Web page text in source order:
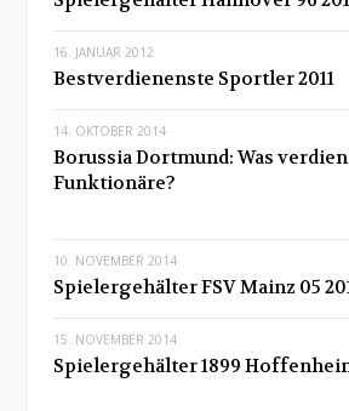
16. JANUAR 2012
Bestverdienenste Sportler 2011
14. OKTOBER 2014
Borussia Dortmund: Was
Funktionäre?
10. NOVEMBER 2014
Spielergehälter FSV Mainz 05
15. NOVEMBER 2014
Spielergehälter 1899